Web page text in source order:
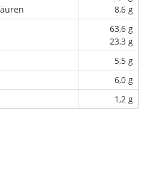
8,6 g
63,6 g
23,3 g
5,5 g
6,0 g
1,2 g